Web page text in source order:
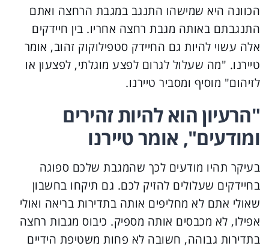
הכוונה היא שמישהו התנגב במגבת הרחצה ואתם
התנגבתם באותה מגבת רחצה אחריו. בין חיידקים
אלה עשוי להיות גם החיידק סטפילוקוק זהוב, אומר
טיירנו. "מה שעלול לגרום לפצע מוגלתי, לפצעון או
לזיהום" מוסיף ומסביר טיירנו.
"הרעיון הוא להיות זהירים
ומודעים", אומר טיירנו
בעיקר תהיו מודעים לכך שהמגבת שלכם ספוגה
בחיידקים שעלולים להזיק לכם. גם תיקחו בחשבון
שאולי אתם לא מחליפים אותה בתדירות בריאה ואולי
אפילו, לא מכבסים אותה מספיק. כיבוס מגבות רחצה
בתדירות גבוהה, חשובה לא פחות משטיפת הידיים